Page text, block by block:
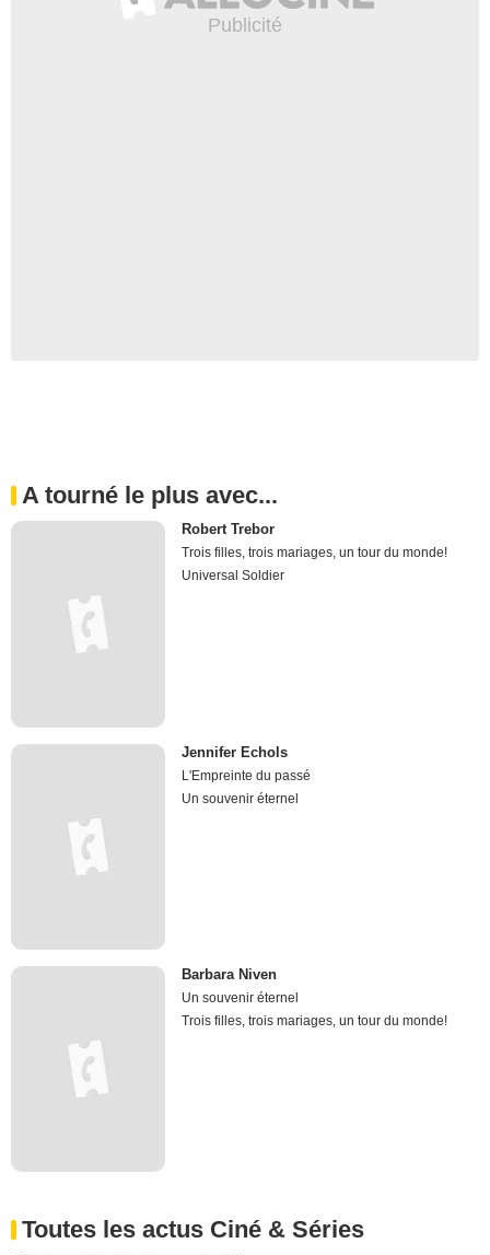
A tourné le plus avec...
Robert Trebor
Trois filles, trois mariages, un tour du monde!
Universal Soldier
Jennifer Echols
L'Empreinte du passé
Un souvenir éternel
Barbara Niven
Un souvenir éternel
Trois filles, trois mariages, un tour du monde!
Toutes les actus Ciné & Séries